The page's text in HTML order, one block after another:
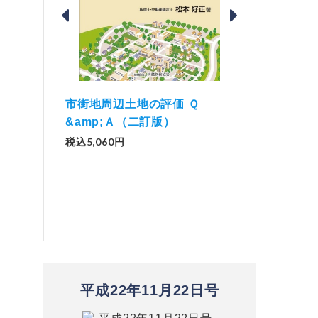
解説とQ&amp;Aでわかる 電子
帳簿等保存制度の実務（改訂
版）
平成22年11月22日号